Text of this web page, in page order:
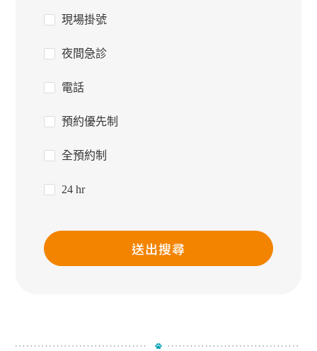
現場掛號
夜間急診
電話
預約優先制
全預約制
24 hr
送出搜尋